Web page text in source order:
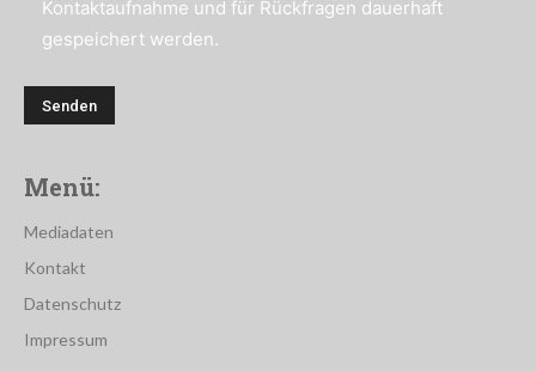
Kontaktaufnahme und für Rückfragen dauerhaft
gespeichert werden.
Menü:
Mediadaten
Kontakt
Datenschutz
Impressum